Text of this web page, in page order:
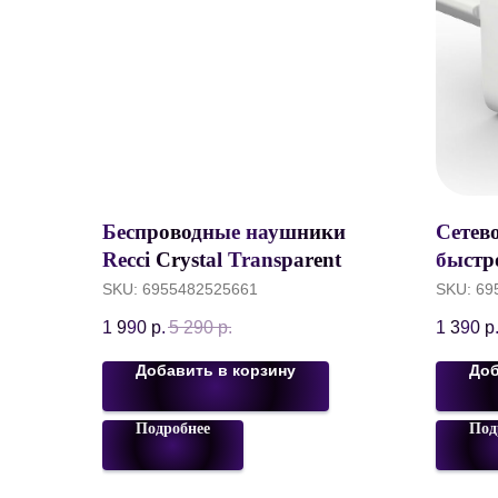
Беспроводные наушники
Recci Crystal Transparent
Design in-Ear, ENC, BT5.3,
300mAh/35mAh, Белый, REP-
SKU: 6955482525661
1 990 р. 5 290 р.
Добавить в корзину
Подробнее
SKU:
1 390 р.